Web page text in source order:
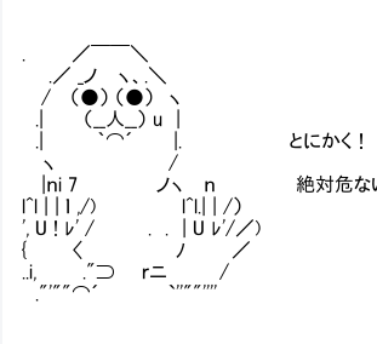
. ／￣￣＼
.／ _ノ ヽ、.＼
/ （●） （●） ヽ
.| （__人__） u |
.| ｀⌒´ |. とにかく！ あの人に
ヽ /
|ｎi 7 ノヽ ｎ 絶対危ない
l^l | | ｌ ,/) l^l.| | /）
', U ! ﾚ' / . . | U ﾚ'/／)
{ 〈 ﾉ ／
..i, ."⊃ ｒニ /
."'""⌒´ `''""''''